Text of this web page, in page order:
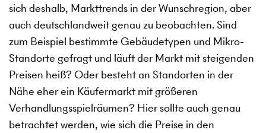
sich deshalb, Markttrends in der Wunschregion, aber
auch deutschlandweit genau zu beobachten. Sind
zum Beispiel bestimmte Gebäudetypen und Mikro-
Standorte gefragt und läuft der Markt mit steigenden
Preisen heiß? Oder besteht an Standorten in der
Nähe eher ein Käufermarkt mit größeren
Verhandlungsspielräumen? Hier sollte auch genau
betrachtet werden, wie sich die Preise in den